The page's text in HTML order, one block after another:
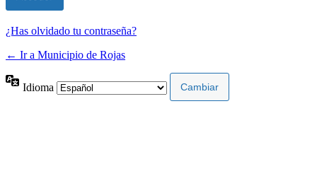
¿Has olvidado tu contraseña?
← Ir a Municipio de Rojas
Idioma